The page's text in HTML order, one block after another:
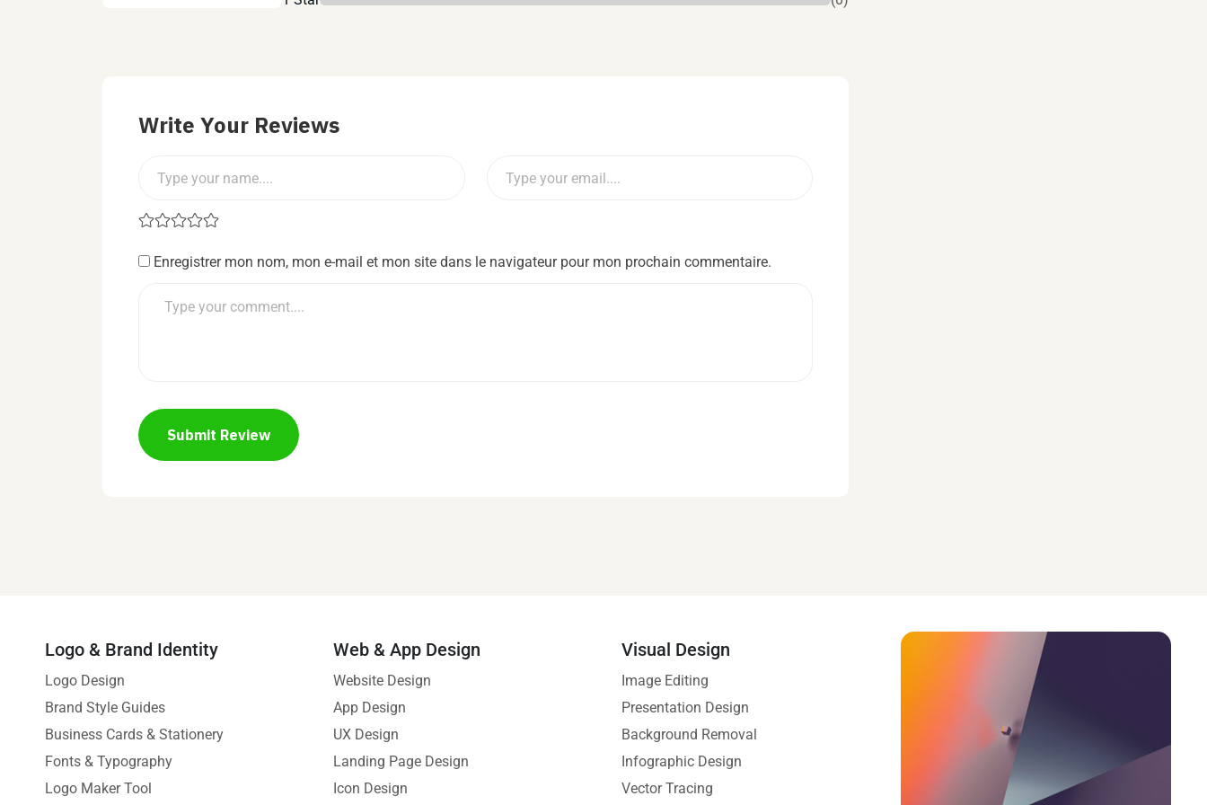
Write Your Reviews
Enregistrer mon nom, mon e-mail et mon site dans le navigateur pour mon prochain commentaire.
Submit Review
Logo & Brand Identity
Logo Design
Brand Style Guides
Business Cards & Stationery
Fonts & Typography
Logo Maker Tool
Web & App Design
Website Design
App Design
UX Design
Landing Page Design
Icon Design
Visual Design
Image Editing
Presentation Design
Background Removal
Infographic Design
Vector Tracing